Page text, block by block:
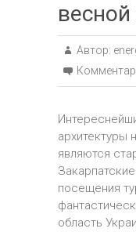
Автор:
архитектуры
являются
посещения
область